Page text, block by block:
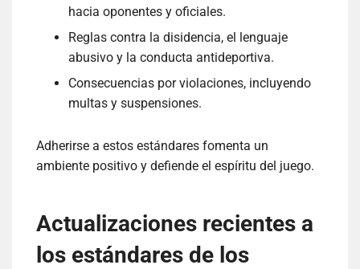
hacia oponentes y oficiales.
Reglas contra la disidencia, el lenguaje
abusivo y la conducta antideportiva.
Consecuencias por violaciones, incluyendo
multas y suspensiones.
Adherirse a estos estándares fomenta un
ambiente positivo y defiende el espíritu del juego.
Actualizaciones recientes a
los estándares de los